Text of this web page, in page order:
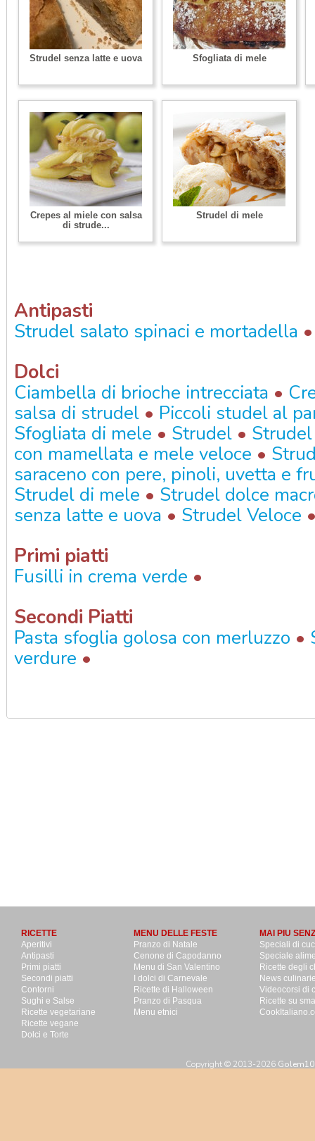
Strudel senza latte e uova Sfogliata di mele
Crepes al miele con salsa
di strude...
Strudel di mele
Antipasti
Strudel salato spinaci e mortadella •
Dolci
Ciambella di brioche intrecciata •
salsa di strudel • Piccoli studel al
Sfogliata di mele • Strudel •
con mamellata e mele veloce •
saraceno con pere, pinoli, uvetta e
Strudel di mele • Strudel dolce
senza latte e uova • Strudel Veloce
Primi piatti
Fusilli in crema verde •
Secondi Piatti
Pasta sfoglia golosa con merluzzo •
verdure •
RICETTE
Aperitivi
Antipasti
Primi piatti
Secondi piatti
Contorni
Sughi e Salse
Ricette vegetariane
Ricette vegane
Dolci e Torte
MENU DELLE FESTE
Pranzo di Natale
Cenone di Capodanno
Menu di San Valentino
I dolci di Carnevale
Ricette di Halloween
Pranzo di Pasqua
Menu etnici
MAI PIU
Speciali di
Speciale
Ricette degli
News
Videocorsi di
Ricette su
Copyright © 2013-2026